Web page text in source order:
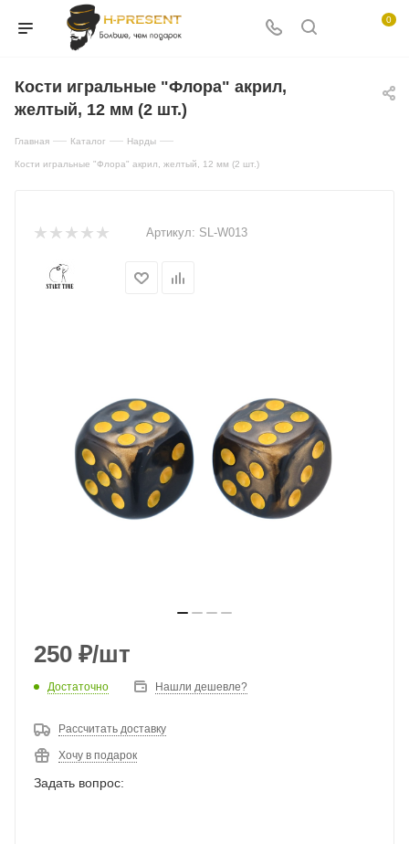
0
Кости игральные "Флора" акрил,
желтый, 12 мм (2 шт.)
Главная — Каталог — Нарды —
Кости игральные "Флора" акрил, желтый, 12 мм (2 шт.)
Артикул: SL-W013
250 ₽/шт
Достаточно Нашли дешевле?
Рассчитать доставку
Хочу в подарок
Задать вопрос: